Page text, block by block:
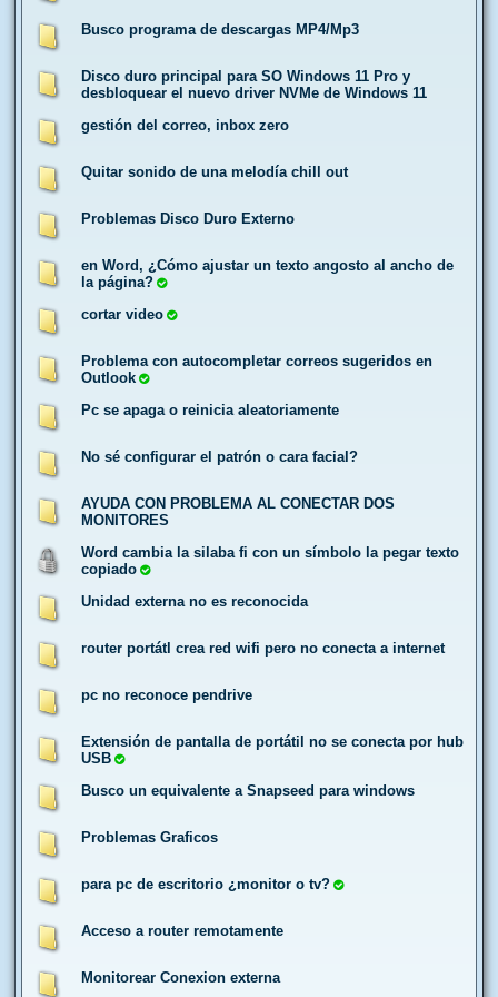
Busco programa de descargas MP4/Mp3
Disco duro principal para SO Windows 11 Pro y
desbloquear el nuevo driver NVMe de Windows 11
gestión del correo, inbox zero
Quitar sonido de una melodía chill out
Problemas Disco Duro Externo
en Word, ¿Cómo ajustar un texto angosto al ancho de
la página?
cortar video
Problema con autocompletar correos sugeridos en
Outlook
Pc se apaga o reinicia aleatoriamente
No sé configurar el patrón o cara facial?
AYUDA CON PROBLEMA AL CONECTAR DOS
MONITORES
Word cambia la silaba fi con un símbolo la pegar texto
copiado
Unidad externa no es reconocida
router portátl crea red wifi pero no conecta a internet
pc no reconoce pendrive
Extensión de pantalla de portátil no se conecta por hub
USB
Busco un equivalente a Snapseed para windows
Problemas Graficos
para pc de escritorio ¿monitor o tv?
Acceso a router remotamente
Monitorear Conexion externa